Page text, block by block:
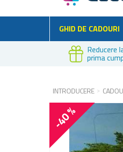
GHID DE CADOURI
Reducere
prima
INTRODUCERE
-40 %